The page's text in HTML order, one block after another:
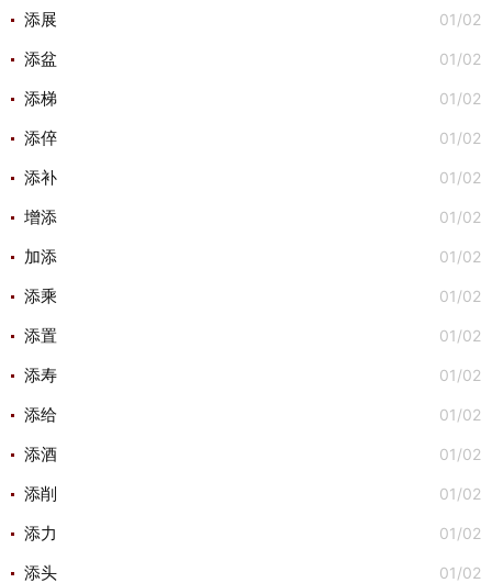
01/02
添展
01/02
添盆
01/02
添梯
01/02
添倅
01/02
添补
01/02
增添
01/02
加添
01/02
添乘
01/02
添置
01/02
添寿
01/02
添给
01/02
添酒
01/02
添削
01/02
添力
01/02
添头